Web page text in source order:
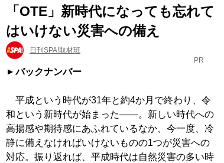
「OTE」新時代になっても忘れて
はいけない災害への備え
日刊SPA!取材班
バックナンバー
PR
平成という時代が31年と約4か月で終わり、令
和という新時代が始まった――。新しい時代への
高揚感や期待感にあふれているなか、今一度、冷
静に備えなければいけないものの1つが災害への
対応。振り返れば、平成時代は自然災害の多い時